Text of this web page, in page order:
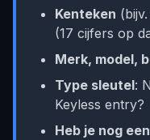
Kenteken
(17 cijfers op
Merk, model,
Type sleutel:
Keyless entry?
Heb je nog